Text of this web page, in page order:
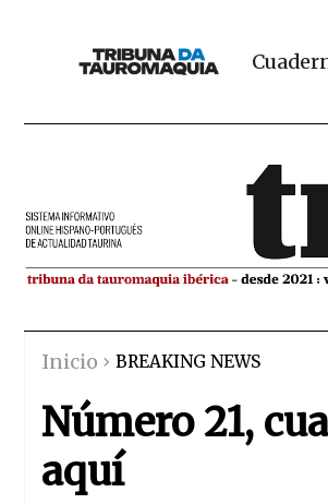
Inicio BREAKING NEWS
Número 21,
aquí